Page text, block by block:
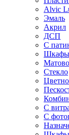
Alvic
Эмаль
Акрил
ДСП
С
Стекло
С
С